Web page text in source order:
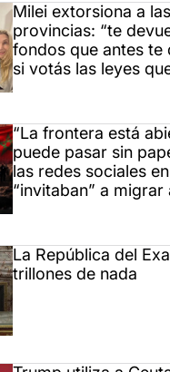
Milei extorsiona a las
provincias: “te
fondos que antes te
si votás las leyes
“La frontera está
puede pasar sin
las redes sociales
“invitaban” a migrar
La República del
trillones de nada